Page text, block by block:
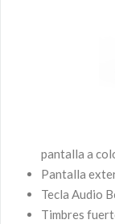
pantalla a
Pantalla
Tecla Audio
Timbres